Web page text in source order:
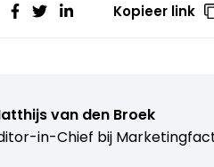
Kopieer link
van den Broek
in-Chief bij